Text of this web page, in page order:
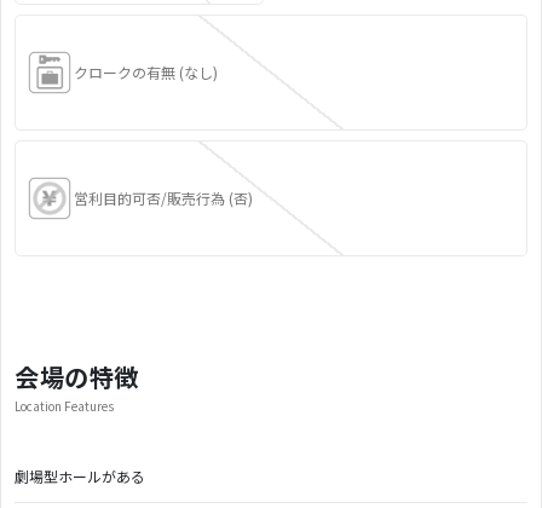
クロークの有無 (なし)
営利目的可否/販売行為 (否)
会場の特徴
Location Features
劇場型ホールがある